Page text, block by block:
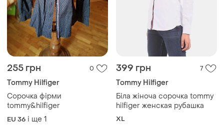
255 грн 0
Tommy Hilfiger
Сорочка фірми
tommy&hilfiger
EU 36 і ще 1
399 грн 7
Tommy Hilfiger
Біла жіноча сорочка tommy
hilfiger женская рубашка
XL